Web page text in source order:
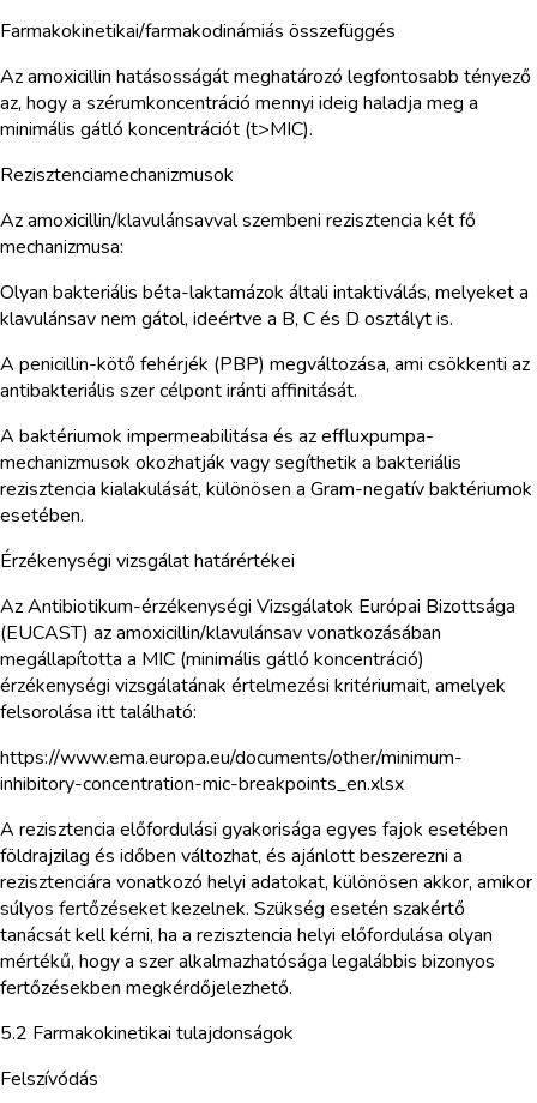
Farmakokinetikai/farmakodinámiás összefüggés
Az amoxicillin hatásosságát meghatározó legfontosabb tényező
az, hogy a szérumkoncentráció mennyi ideig haladja meg a
minimális gátló koncentrációt (t>MIC).
Rezisztenciamechanizmusok
Az amoxicillin/klavulánsavval szembeni rezisztencia két fő
mechanizmusa:
Olyan bakteriális béta-laktamázok általi intaktiválás, melyeket a
klavulánsav nem gátol, ideértve a B, C és D osztályt is.
A penicillin-kötő fehérjék (PBP) megváltozása, ami csökkenti az
antibakteriális szer célpont iránti affinitását.
A baktériumok impermeabilitása és az effluxpumpa-
mechanizmusok okozhatják vagy segíthetik a bakteriális
rezisztencia kialakulását, különösen a Gram-negatív baktériumok
esetében.
Érzékenységi vizsgálat határértékei
Az Antibiotikum-érzékenységi Vizsgálatok Európai Bizottsága
(EUCAST) az amoxicillin/klavulánsav vonatkozásában
megállapította a MIC (minimális gátló koncentráció)
érzékenységi vizsgálatának értelmezési kritériumait, amelyek
felsorolása itt található:
https://www.ema.europa.eu/documents/other/minimum-
inhibitory-concentration-mic-breakpoints_en.xlsx
A rezisztencia előfordulási gyakorisága egyes fajok esetében
földrajzilag és időben változhat, és ajánlott beszerezni a
rezisztenciára vonatkozó helyi adatokat, különösen akkor, amikor
súlyos fertőzéseket kezelnek. Szükség esetén szakértő
tanácsát kell kérni, ha a rezisztencia helyi előfordulása olyan
mértékű, hogy a szer alkalmazhatósága legalábbis bizonyos
fertőzésekben megkérdőjelezhető.
5.2 Farmakokinetikai tulajdonságok
Felszívódás